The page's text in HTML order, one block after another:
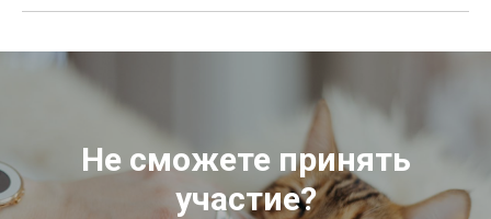
Не сможете принять
участие?